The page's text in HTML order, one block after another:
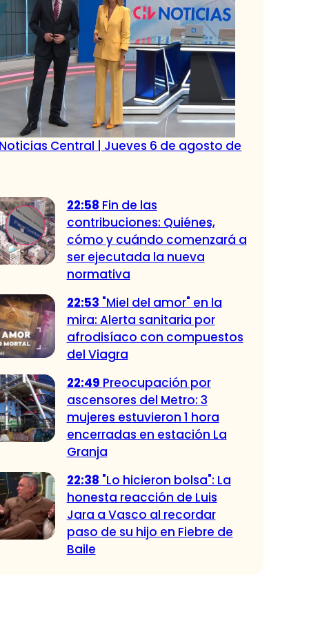
Central | Jueves 6 de agosto de
22:58 Fin de las
contribuciones: Quiénes,
cómo y cuándo comenzará a
ser ejecutada la nueva
normativa
22:53 "Miel del amor" en la
mira: Alerta sanitaria por
afrodisíaco con compuestos
del Viagra
22:49 Preocupación por
ascensores del Metro: 3
mujeres estuvieron 1 hora
encerradas en estación La
Granja
22:38 "Lo hicieron bolsa": La
honesta reacción de Luis
Jara a Vasco al recordar
paso de su hijo en Fiebre de
Baile